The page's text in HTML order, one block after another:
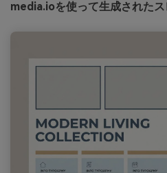
media.ioを使って生成された